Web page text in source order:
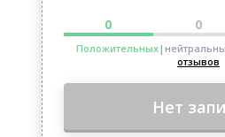
0 0
Положительных
отзывов
Нет